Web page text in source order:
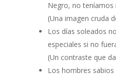
Negro, no teníamos
(Una imagen cruda
Los días soleados
especiales si no
(Un contraste que
Los hombres sabios